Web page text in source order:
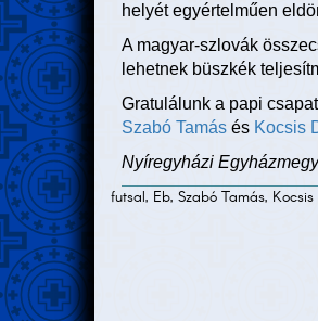
helyét egyértelműen
A magyar-szlovák
lehetnek büszkék
Gratulálunk a papi
Szabó Tamás és Kocsis
Nyíregyházi
futsal, Eb, Szabó Tamás, Kocsis